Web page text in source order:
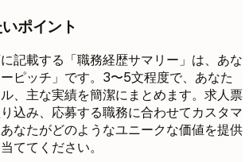
ポイント
記載する「職務経歴サマリー」は、あな
ピッチ」です。3〜5文程度で、あなた
、主な実績を簡潔にまとめます。求人票
込み、応募する職務に合わせてカスタマ
なたがどのようなユニークな価値を提供
ててください。